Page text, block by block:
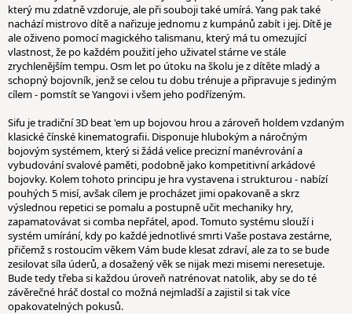
který mu zdatně vzdoruje, ale při souboji také umírá. Yang pak také
nachází mistrovo dítě a nařizuje jednomu z kumpánů zabít i jej. Dítě je
ale oživeno pomocí magického talismanu, který má tu omezující
vlastnost, že po každém použití jeho uživatel stárne ve stále
zrychlenějším tempu. Osm let po útoku na školu je z dítěte mladý a
schopný bojovník, jenž se celou tu dobu trénuje a připravuje s jediným
cílem - pomstít se Yangovi i všem jeho podřízeným.
Sifu je tradiční 3D beat 'em up bojovou hrou a zároveň holdem vzdaným
klasické čínské kinematografii. Disponuje hlubokým a náročným
bojovým systémem, který si žádá velice precizní manévrování a
vybudování svalové paměti, podobně jako kompetitivní arkádové
bojovky. Kolem tohoto principu je hra vystavena i strukturou - nabízí
pouhých 5 misí, avšak cílem je procházet jimi opakovaně a skrz
výslednou repetici se pomalu a postupně učit mechaniky hry,
zapamatovávat si comba nepřátel, apod. Tomuto systému slouží i
systém umírání, kdy po každé jednotlivé smrti Vaše postava zestárne,
přičemž s rostoucím věkem Vám bude klesat zdraví, ale za to se bude
zesilovat síla úderů, a dosažený věk se nijak mezi misemi neresetuje.
Bude tedy třeba si každou úroveň natrénovat natolik, aby se do té
závěrečné hráč dostal co možná nejmladší a zajistil si tak více
opakovatelných pokusů.